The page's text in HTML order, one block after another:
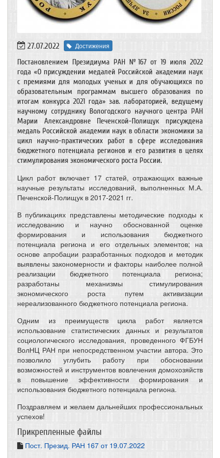
27.07.2022 Достижения
Постановлением Президиума РАН №167 от 19 июля 2022
года «О присуждении медалей Российской академии наук
с премиями для молодых ученых и для обучающихся по
образовательным программам высшего образования по
итогам конкурса 2021 года» зав. лабораторией, ведущему
научному сотруднику Вологодского научного центра РАН
Марии Александровне Печенской-Полищук присуждена
медаль Российской академии наук в области экономики за
цикл научно-практических работ в сфере исследования
бюджетного потенциала регионов и его развития в целях
стимулирования экономического роста России.
Цикл работ включает 17 статей, отражающих важные
научные результаты исследований, выполненных М.А.
Печенской-Полищук в 2017-2021 гг.
В публикациях представлены методические подходы к
исследованию и научно обоснованной оценке
формирования и использования бюджетного
потенциала региона и его отдельных элементов; на
основе апробации разработанных подходов и методик
выявлены закономерности и факторы наиболее полной
реализации бюджетного потенциала региона;
разработаны механизмы стимулирования
экономического роста путем активизации
нереализованного бюджетного потенциала региона.
Одним из преимуществ цикла работ является
использование статистических данных и результатов
социологического исследования, проведенного ФГБУН
ВолНЦ РАН при непосредственном участии автора. Это
позволило углубить работу при обосновании
возможностей и инструментов вовлечения домохозяйств
в повышение эффективности формирования и
использования бюджетного потенциала региона.
Поздравляем и желаем дальнейших профессиональных
успехов!
Прикрепленные файлы
Пост. Презид. РАН 167 от 19.07.2022